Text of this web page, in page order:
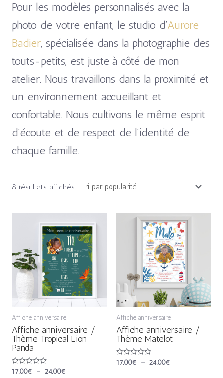
Pour les modèles personnalisés avec la
photo de votre enfant, le studio d’Aurore
Badier, spécialisée dans la photographie des
touts-petits, est juste à côté de mon
atelier. Nous travaillons dans la proximité et
un environnement accueillant et
confortable. Nous cultivons le même esprit
d’écoute et de respect de l’identité de
chaque famille.
8 résultats affichés
Affiche anniversaire
Affiche anniversaire /
Thème Tropical Lion
Panda
Note
17,00€ – 24,00€
de
prix :
17,00€
à
24,00€
Affiche anniversaire
Affiche anniversaire /
Thème Matelot
Note
17,00€ – 24,00€
de
prix :
17,00€
à
24,00€